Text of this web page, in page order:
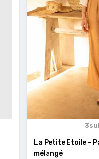
La Petite Etoile -
mélangé